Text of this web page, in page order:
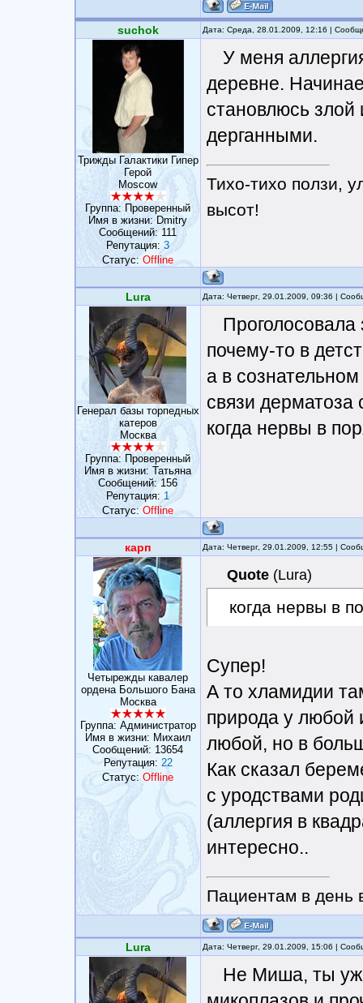
suchok Дата: Среда, 28.01.2009, 12:16 |
Трижды Галактики Гипер
Герой
Moscow
Группа: Проверенный
Имя в жизни: Dmitry
Сообщений: 111
Репутация:3
Статус:Offline
У меня
деревне.
становлюсь злой
дерганными.
Тихо-тихо ползи,
высот!
Lura Дата: Четверг, 29.01.2009, 09:36 |
Генерал базы торпедных
катеров
Москва
Группа: Проверенный
Имя в жизни: Татьяна
Сообщений:156
Репутация:1
Статус:Offline
Проголосовала
почему-то в
а в
связи дерматоза
когда нервы в
карп Дата: Четверг, 29.01.2009, 12:55 |
Четырежды кавалер
ордена Большого Бана
Москва
Группа: Администратор
Имя в жизни: Михаил
Сообщений: 13654
Репутация: 22
Статус:Offline
Quote(Lura)
когда нервы в
Супер!
А то хламидии
природа у любой
любой, но в
Как сказал
с уродствами
(аллергия в
интересно..
Пациентам в день
Lura Дата: Четверг, 29.01.2009, 15:06 |
Не Миша, ты